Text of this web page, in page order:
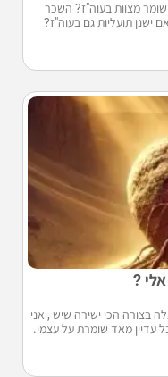
מצוות בעוה"ז? השכר
ישנן תועליות גם בעוה"ז?
?
בצורה הכי ישירה שיש , אני
פתוח אבל עדיין מאד שומרת על עצמי.